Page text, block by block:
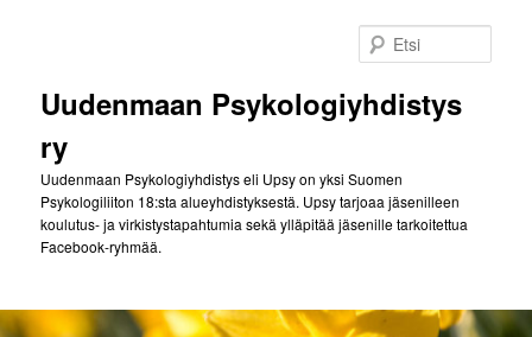
Uudenmaan Psykologiyhdistys
ry
Uudenmaan Psykologiyhdistys eli Upsy on yksi Suomen
Psykologiliiton 18:sta alueyhdistyksestä. Upsy tarjoaa jäsenilleen
koulutus- ja virkistystapahtumia sekä ylläpitää jäsenille tarkoitettua
Facebook-ryhmää.